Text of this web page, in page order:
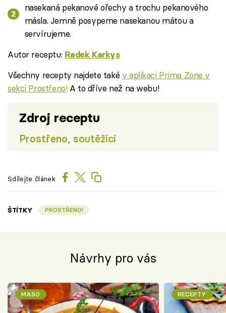
nasekaná pekanové ořechy a trochu pekanového
másla. Jemně posypeme nasekanou mátou a
servírujeme.
Autor receptu: Radek Karkys
Všechny recepty najdete také v aplikaci Prima Zone v
sekci Prostřeno!A to dříve než na webu!
Zdroj receptu
Prostřeno, soutěžící
Sdílejte článek
ŠTÍTKY PROSTŘENO!
Návrhy pro vás
MASO RECEPTY